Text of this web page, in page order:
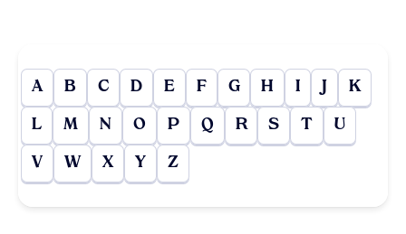
A B C D E F G H I J K
L M N O P Q R S T U
V W X Y Z